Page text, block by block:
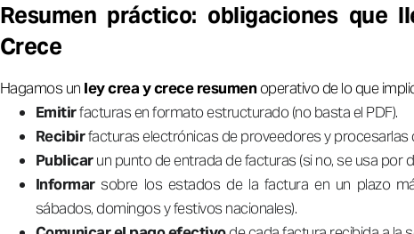
Resumen práctico: obligaciones que
Crece
Hagamos un ley crea y crece resumenoperativo de lo que
Emitirfacturas en formato estructurado (no basta el PDF).
Recibirfacturas electrónicas de proveedores y procesarlas
Publicarun punto de entrada de facturas (si no, se usa por
Informarsobre los estados de la factura en un plazo
sábados, domingos y festivos nacionales).